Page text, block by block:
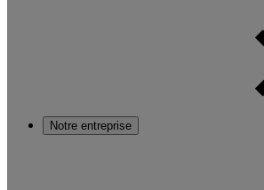
Notre entreprise